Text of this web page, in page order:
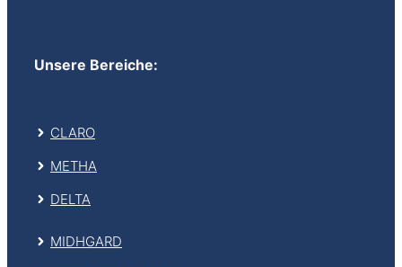
Unsere Bereiche:
CLARO
METHA
DELTA
MIDHGARD